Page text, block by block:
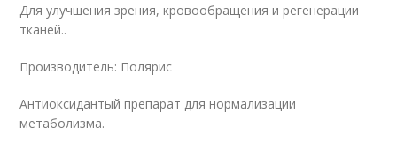
Для улучшения зрения, кровообращения и регенерации
тканей..
Производитель: Полярис
Антиоксидантый препарат для нормализации
метаболизма.